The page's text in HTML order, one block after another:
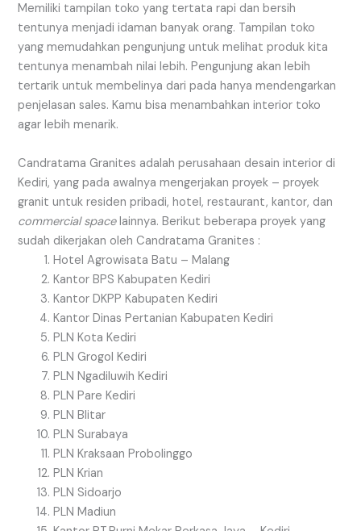
Memiliki tampilan toko yang tertata rapi dan bersih
tentunya menjadi idaman banyak orang. Tampilan toko
yang memudahkan pengunjung untuk melihat produk kita
tentunya menambah nilai lebih. Pengunjung akan lebih
tertarik untuk membelinya dari pada hanya mendengarkan
penjelasan sales. Kamu bisa menambahkan interior toko
agar lebih menarik.
Candratama Granites adalah perusahaan desain interior di
Kediri, yang pada awalnya mengerjakan proyek – proyek
granit untuk residen pribadi, hotel, restaurant, kantor, dan
commercial spacelainnya. Berikut beberapa proyek yang
sudah dikerjakan oleh Candratama Granites :
Hotel Agrowisata Batu – Malang
Kantor BPS Kabupaten Kediri
Kantor DKPP Kabupaten Kediri
Kantor Dinas Pertanian Kabupaten Kediri
PLN Kota Kediri
PLN Grogol Kediri
PLN Ngadiluwih Kediri
PLN Pare Kediri
PLN Blitar
PLN Surabaya
PLN Kraksaan Probolinggo
PLN Krian
PLN Sidoarjo
PLN Madiun